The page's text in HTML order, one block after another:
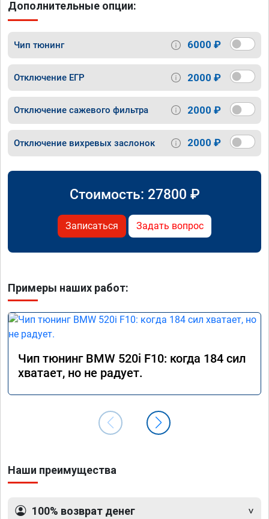
Дополнительные опции:
Чип тюнинг 6000 ₽
Отключение ЕГР 2000 ₽
Отключение сажевого фильтра 2000 ₽
Отключение вихревых заслонок 2000 ₽
Стоимость: 27800 ₽
Записаться Задать вопрос
Примеры наших работ:
Чип тюнинг BMW 520i F10: когда 184 сил
хватает, но не радует.
Наши преимущества
100% возврат денег